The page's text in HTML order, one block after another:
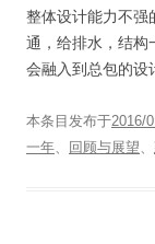
整体设计能力不强
通，给排水，结构
会融入到总包的设
本条目发布于2016/
一年、 回顾与展望、